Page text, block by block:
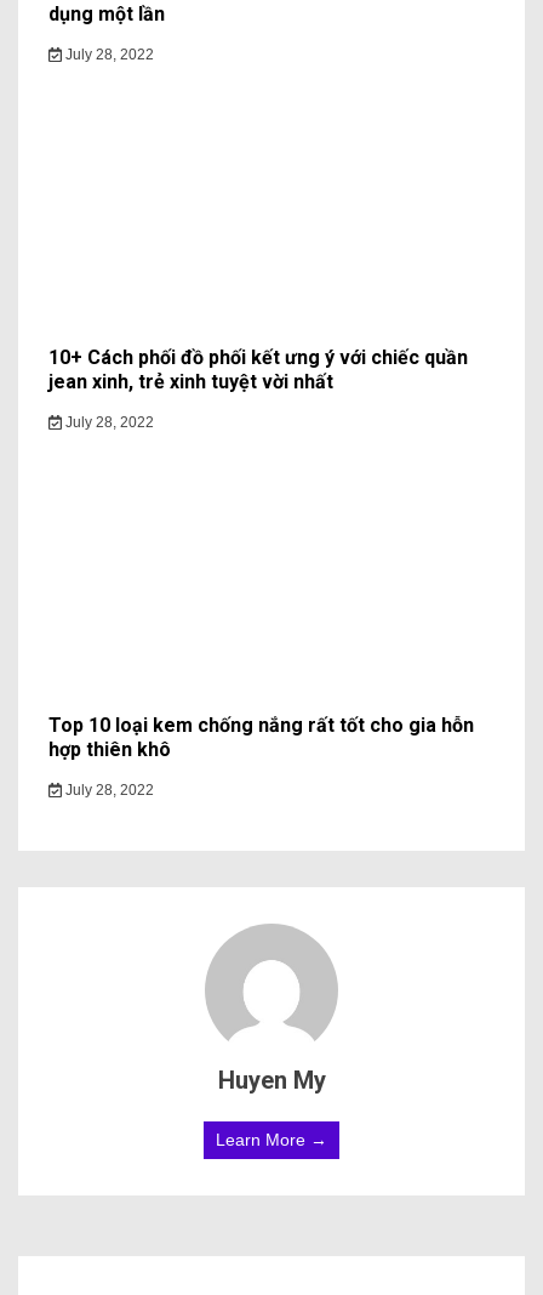
dụng một lần
July 28, 2022
10+ Cách phối đồ phối kết ưng ý với chiếc quần
jean xinh, trẻ xinh tuyệt vời nhất
July 28, 2022
Top 10 loại kem chống nắng rất tốt cho gia hỗn
hợp thiên khô
July 28, 2022
Huyen My
Learn More →